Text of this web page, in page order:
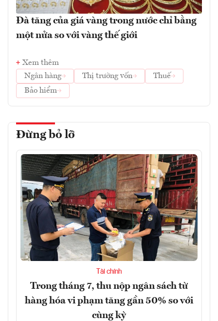
Đà tăng của giá vàng trong nước chỉ bằng
một nửa so với vàng thế giới
Xem thêm
Ngân hàng
Thị trường vốn
Thuế
Bảo hiểm
Đừng bỏ lỡ
Tài chính
Trong tháng 7, thu nộp ngân sách từ
hàng hóa vi phạm tăng gần 50% so với
cùng kỳ